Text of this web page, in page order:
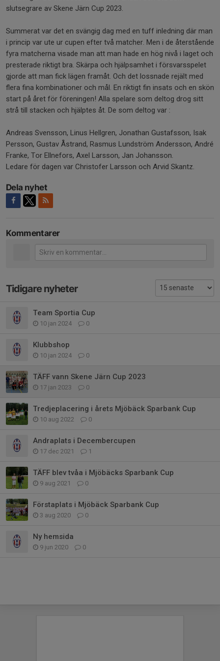
slutsegrare av Skene Järn Cup 2023.
Summerat var det en svängig dag med en tuff inledning där man
i princip var ute ur cupen efter två matcher. Men i de återstående
fyra matcherna visade man att man hade en hög nivå i laget och
presterade riktigt bra. Skärpa och hjälpsamhet i försvarsspelet
gjorde att man fick lägen framåt. Och det lossnade rejält med
flera fina kombinationer och mål. En riktigt fin insats och en skön
start på året för föreningen! Alla spelare som deltog drog sitt
strå till stacken och hjälptes åt. De som deltog var :
Andreas Svensson, Linus Hellgren, Jonathan Gustafsson, Isak
Persson, Gustav Åstrand, Rasmus Lundström Andersson, André
Franke, Tor Ellnefors, Axel Larsson, Jan Johansson.
Ledare för dagen var Christofer Larsson och Arvid Skantz.
Dela nyhet
Kommentarer
Tidigare nyheter
Team Sportia Cup
10 jan 2024 0
Klubbshop
10 jan 2024 0
TÄFF vann Skene Järn Cup 2023
17 jan 2023 0
Tredjeplacering i årets Mjöbäck Sparbank Cup
10 aug 2022 0
Andraplats i Decembercupen
17 dec 2021 1
TÄFF blev tvåa i Mjöbäcks Sparbank Cup
9 aug 2021 0
Förstaplats i Mjöbäck Sparbank Cup
3 aug 2020 0
Ny hemsida
9 jun 2020 0